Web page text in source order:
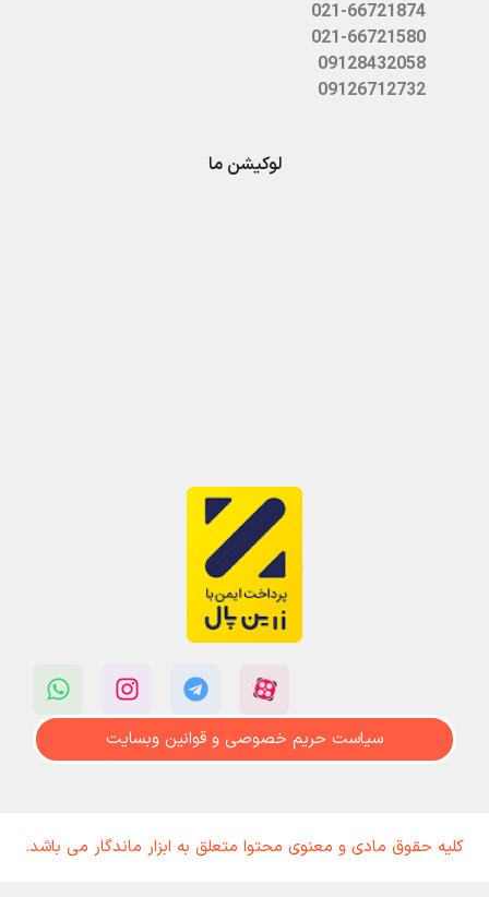
021-66721874
021-66721580
09128432058
09126712732
لوکیشن ما
سیاست حریم خصوصی و قوانین وبسایت
کلیه حقوق مادی و معنوی محتوا متعلق به ابزار ماندگار می باشد.